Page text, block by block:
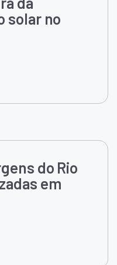
solar no
do Rio
em